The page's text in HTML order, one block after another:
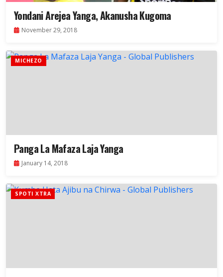
Yondani Arejea Yanga, Akanusha Kugoma
November 29, 2018
MICHEZO
Panga La Mafaza Laja Yanga
January 14, 2018
SPOTI XTRA